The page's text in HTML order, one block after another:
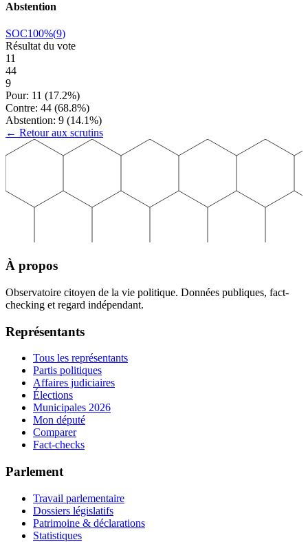
Abstention
SOC100%(9)
Résultat du vote
11
44
9
Pour: 11 (17.2%)
Contre: 44 (68.8%)
Abstention: 9 (14.1%)
← Retour aux scrutins
À propos
Observatoire citoyen de la vie politique. Données publiques, fact-
checking et regard indépendant.
Représentants
Tous les représentants
Partis politiques
Affaires judiciaires
Élections
Municipales 2026
Mon député
Comparer
Fact-checks
Parlement
Travail parlementaire
Dossiers législatifs
Patrimoine & déclarations
Statistiques